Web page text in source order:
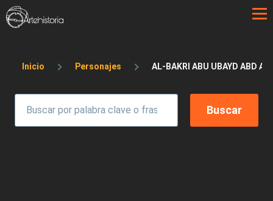
Pasar al contenido principal
Sobrescribir enlaces de ayuda a la
Inicio Personajes AL-BAKRI ABU UBAYD ABD